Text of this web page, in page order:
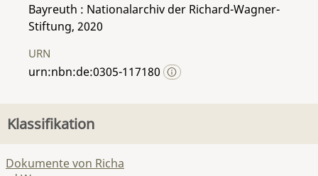
Bayreuth : Nationalarchiv der Richard-Wagner-
Stiftung, 2020
URN
urn:nbn:de:0305-117180
Klassifikation
Dokumente von Richa